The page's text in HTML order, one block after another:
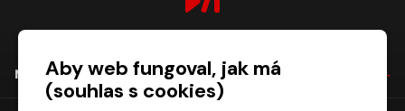
NÁKUPAby web fungoval, jak má
(souhlas s cookies)